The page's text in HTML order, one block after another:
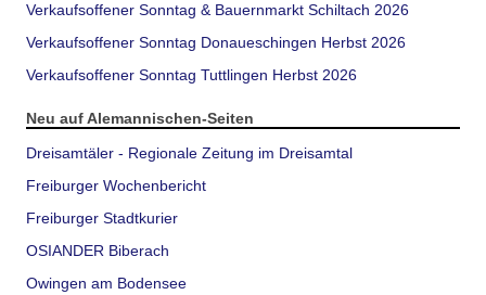
Verkaufsoffener Sonntag & Bauernmarkt Schiltach 2026
Verkaufsoffener Sonntag Donaueschingen Herbst 2026
Verkaufsoffener Sonntag Tuttlingen Herbst 2026
Neu auf Alemannischen-Seiten
Dreisamtäler - Regionale Zeitung im Dreisamtal
Freiburger Wochenbericht
Freiburger Stadtkurier
OSIANDER Biberach
Owingen am Bodensee